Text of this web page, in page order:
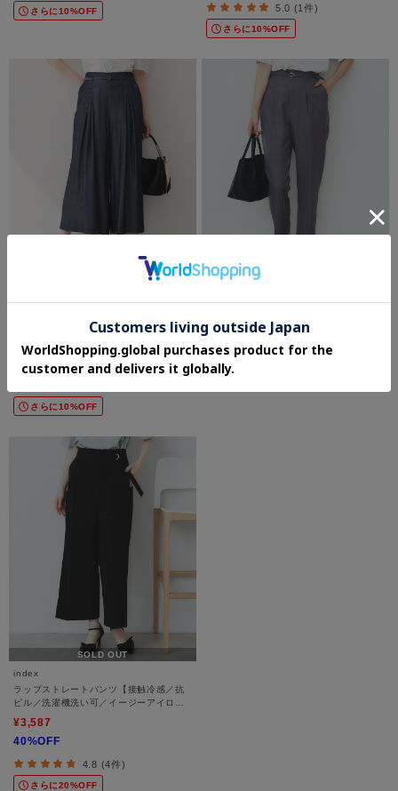
さらに10%OFF 5.0 (1件)
さらに10%OFF
ブレーワイドパンツ《洗濯機OK》
¥4,185
30%OFF
さらに10%OFF
い可／吸水速乾／防シワ】
SOLD OUT
index
ラップストレートパンツ【接触冷感／抗
ピル／洗濯機洗い可／イージーアイロ
¥3,587
40%OFF
4.8 (4件)
さらに20%OFF